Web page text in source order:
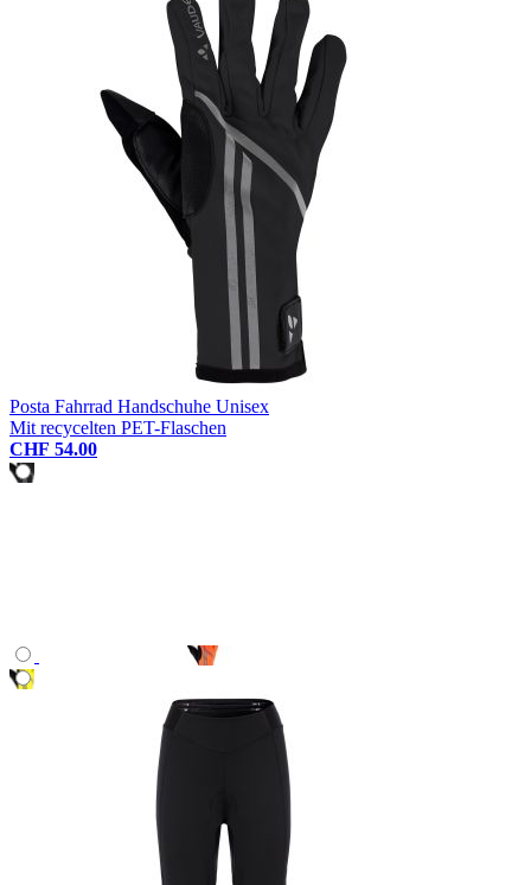
Posta Fahrrad Handschuhe Unisex
Mit recycelten PET-Flaschen
CHF 54.00